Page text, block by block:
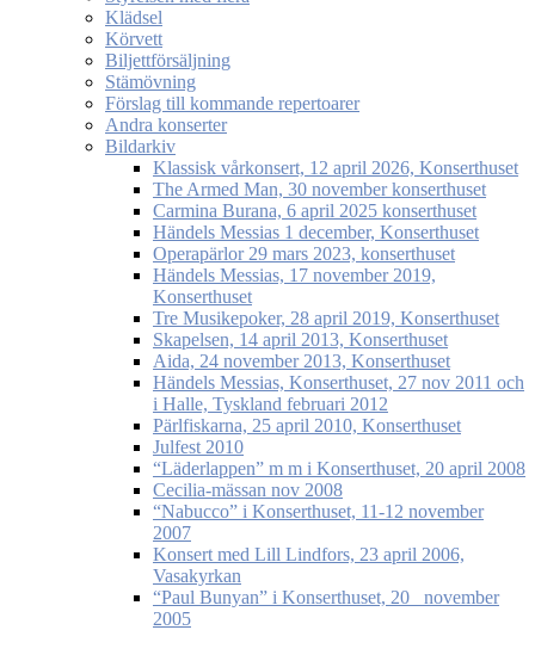
Klädsel
Körvett
Biljettförsäljning
Stämövning
Förslag till kommande repertoarer
Andra konserter
Bildarkiv
Klassisk vårkonsert, 12 april 2026, Konserthuset
The Armed Man, 30 november konserthuset
Carmina Burana, 6 april 2025 konserthuset
Händels Messias 1 december, Konserthuset
Operapärlor 29 mars 2023, konserthuset
Händels Messias, 17 november 2019,
Konserthuset
Tre Musikepoker, 28 april 2019, Konserthuset
Skapelsen, 14 april 2013, Konserthuset
Aida, 24 november 2013, Konserthuset
Händels Messias, Konserthuset, 27 nov 2011 och
i Halle, Tyskland februari 2012
Pärlfiskarna, 25 april 2010, Konserthuset
Julfest 2010
“Läderlappen” m m i Konserthuset, 20 april 2008
Cecilia-mässan nov 2008
“Nabucco” i Konserthuset, 11-12 november
2007
Konsert med Lill Lindfors, 23 april 2006,
Vasakyrkan
“Paul Bunyan” i Konserthuset, 20 november
2005